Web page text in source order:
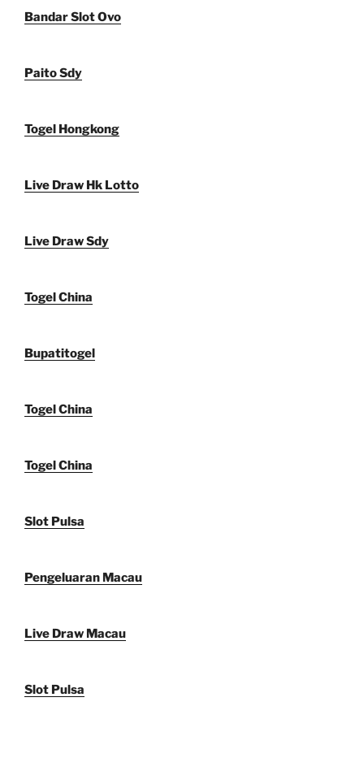
Bandar Slot Ovo
Paito Sdy
Togel Hongkong
Live Draw Hk Lotto
Live Draw Sdy
Togel China
Bupatitogel
Togel China
Togel China
Slot Pulsa
Pengeluaran Macau
Live Draw Macau
Slot Pulsa